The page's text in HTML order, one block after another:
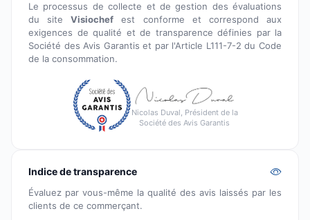
Le processus de collecte et de gestion des évaluations
du siteVisiochef est conforme et correspond aux
exigences de qualité et de transparence définies par la
Société des Avis Garantis et par l'Article L111-7-2 du Code
de la consommation.
Nicolas Duval, Président de la
Société des Avis Garantis
Indice de transparence
Évaluez par vous-même la qualité des avis laissés par les
clients de ce commerçant.